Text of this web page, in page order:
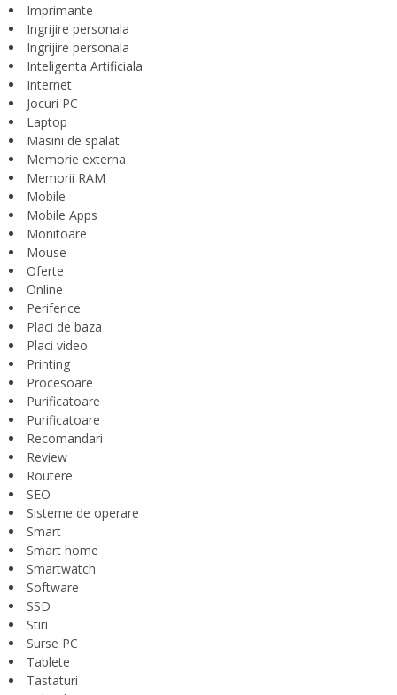
Imprimante
Ingrijire personala
Ingrijire personala
Inteligenta Artificiala
Internet
Jocuri PC
Laptop
Masini de spalat
Memorie externa
Memorii RAM
Mobile
Mobile Apps
Monitoare
Mouse
Oferte
Online
Periferice
Placi de baza
Placi video
Printing
Procesoare
Purificatoare
Purificatoare
Recomandari
Review
Routere
SEO
Sisteme de operare
Smart
Smart home
Smartwatch
Software
SSD
Stiri
Surse PC
Tablete
Tastaturi